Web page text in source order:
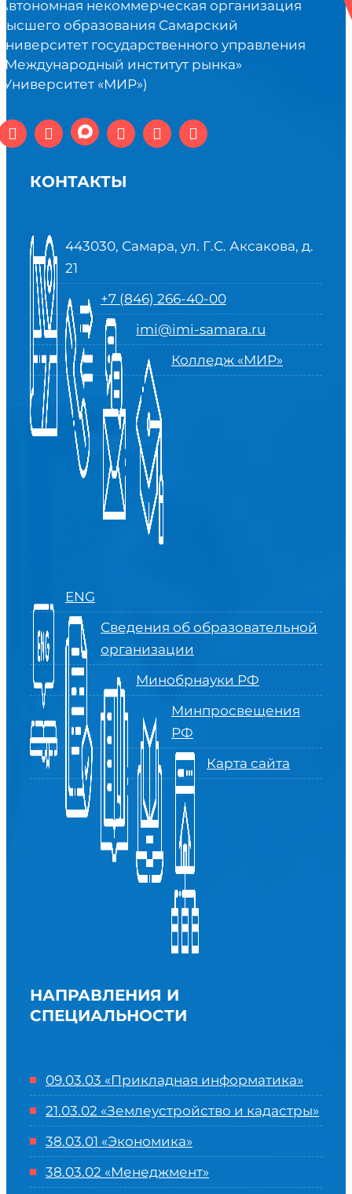
некоммерческая организация
образования Самарский
государственного управления
институт рынка»
«МИР»)
КОНТАКТЫ
443030, Самара, ул. Г.С. Аксакова, д.
21
+7 (846) 266-40-00
imi@imi-samara.ru
Колледж «МИР»
ENG
Сведения об образовательной
организации
Минобрнауки РФ
Минпросвещения
РФ
Карта сайта
НАПРАВЛЕНИЯ И
СПЕЦИАЛЬНОСТИ
09.03.03 «Прикладная информатика»
21.03.02 «Землеустройство и кадастры»
38.03.01 «Экономика»
38.03.02 «Менеджмент»